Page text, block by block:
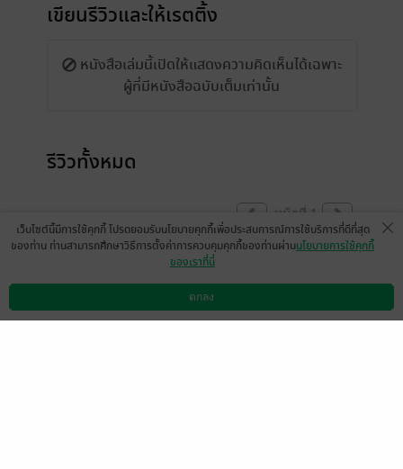
เขียนรีวิวและให้เรตติ้ง
หนังสือเล่มนี้เปิดให้แสดงความคิดเห็นได้เฉพาะ
ผู้ที่มีหนังสือฉบับเต็มเท่านั้น
รีวิวทั้งหมด
หน้าที่ 1
11 ต.ค. 256510:2 น.
ดาวน์โหลดแอป วิธีการใช้งาน ติดต่อเรา
เว็บไซต์นี้มีการใช้คุกกี้ โปรดยอมรับนโยบายคุกกี้เพื่อประสบการณ์การใช้บริการที่ดีที่สุด
ของท่าน ท่านสามารถศึกษาวิธีการตั้งค่าการควบคุมคุกกี้ของท่านผ่านนโยบายการใช้คุกกี้
ของเราที่นี่
ตกลง